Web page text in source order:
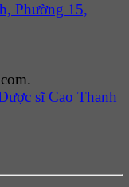
Phường 15,
sĩ Cao Thanh